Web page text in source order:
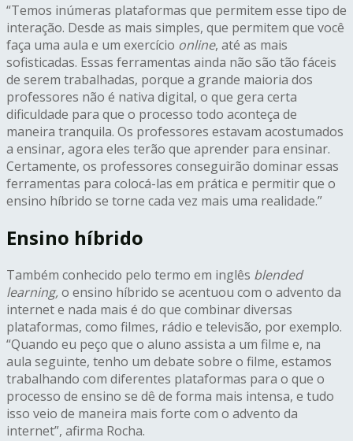
“Temos inúmeras plataformas que permitem esse tipo de
interação. Desde as mais simples, que permitem que você
faça uma aula e um exercício online, até as mais
sofisticadas. Essas ferramentas ainda não são tão fáceis
de serem trabalhadas, porque a grande maioria dos
professores não é nativa digital, o que gera certa
dificuldade para que o processo todo aconteça de
maneira tranquila. Os professores estavam acostumados
a ensinar, agora eles terão que aprender para ensinar.
Certamente, os professores conseguirão dominar essas
ferramentas para colocá-las em prática e permitir que o
ensino híbrido se torne cada vez mais uma realidade.”
Ensino híbrido
Também conhecido pelo termo em inglês blended
learning,o ensino híbrido se acentuou com o advento da
internet e nada mais é do que combinar diversas
plataformas, como filmes, rádio e televisão, por exemplo.
“Quando eu peço que o aluno assista a um filme e, na
aula seguinte, tenho um debate sobre o filme, estamos
trabalhando com diferentes plataformas para o que o
processo de ensino se dê de forma mais intensa, e tudo
isso veio de maneira mais forte com o advento da
internet”, afirma Rocha.